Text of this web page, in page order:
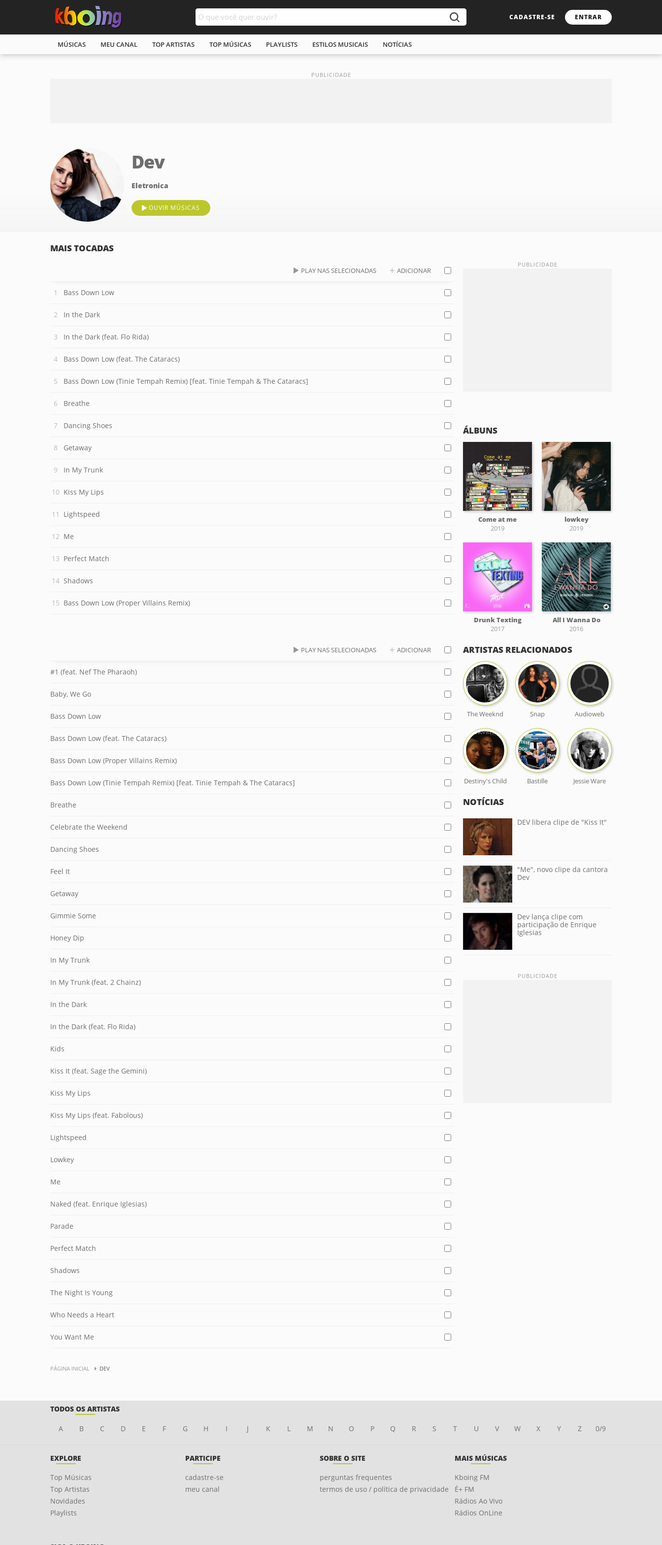
CADASTRE-SE ENTRAR
MÚSICAS MEU CANAL TOP ARTISTAS TOP MÚSICAS PLAYLISTS ESTILOS MUSICAIS NOTÍCIAS
Dev
Eletronica
OUVIR MÚSICAS
MAIS TOCADAS
PLAY NAS SELECIONADAS ADICIONAR
Bass Down Low
In the Dark
In the Dark (feat. Flo Rida)
Bass Down Low (feat. The Cataracs)
Bass Down Low (Tinie Tempah Remix) [feat. Tinie Tempah & The Cataracs]
Breathe
Dancing Shoes
Getaway
In My Trunk
Kiss My Lips
Lightspeed
Me
Perfect Match
Shadows
Bass Down Low (Proper Villains Remix)
PLAY NAS SELECIONADAS ADICIONAR
#1 (feat. Nef The Pharaoh)
Baby, We Go
Bass Down Low
Bass Down Low (feat. The Cataracs)
Bass Down Low (Proper Villains Remix)
Bass Down Low (Tinie Tempah Remix) [feat. Tinie Tempah & The Cataracs]
Breathe
Celebrate the Weekend
Dancing Shoes
Feel It
Getaway
Gimmie Some
Honey Dip
In My Trunk
In My Trunk (feat. 2 Chainz)
In the Dark
In the Dark (feat. Flo Rida)
Kids
Kiss It (feat. Sage the Gemini)
Kiss My Lips
Kiss My Lips (feat. Fabolous)
Lightspeed
Lowkey
Me
Naked (feat. Enrique Iglesias)
Parade
Perfect Match
Shadows
The Night Is Young
Who Needs a Heart
You Want Me
ÁLBUNS
Come at me
2019
lowkey
2019
Drunk Texting
2017
All I Wanna Do
2016
ARTISTAS RELACIONADOS
The Weeknd Snap Audioweb
Destiny's Child Bastille Jessie Ware
NOTÍCIAS
DEV libera clipe de "Kiss It"
"Me", novo clipe da cantora
Dev
Dev lança clipe com
participação de Enrique
Iglesias
PÁGINA INICIAL DEV
TODOS OS ARTISTAS
A B C D E F G H I J K L M N O P Q R S T U V W X Y Z 0/9
EXPLORE
Top Músicas
Top Artistas
Novidades
Playlists
PARTICIPE
cadastre-se
meu canal
SOBRE O SITE
perguntas frequentes
termos de uso / política de privacidade
MAIS MÚSICAS
Kboing FM
É+ FM
Rádios Ao Vivo
Rádios OnLine